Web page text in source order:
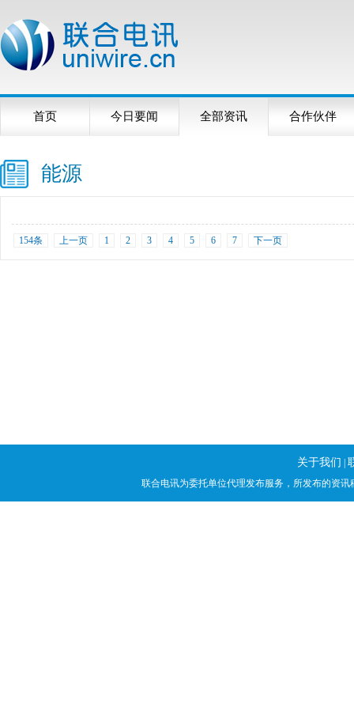
首页 今日要闻 全部资讯 合作伙伴
能源
154条 上一页 1 2 3 4 5 6 7 下一页
关于我们
联合电讯为委托单位代理发布服务，所发布的资